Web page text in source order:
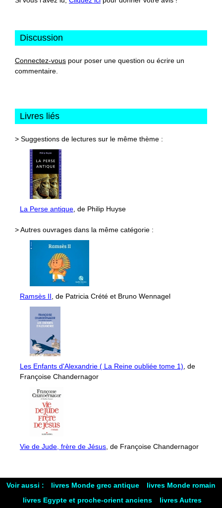
Discussion
Connectez-vous pour poser une question ou écrire un
commentaire.
Livres liés
> Suggestions de lectures sur le même thème :
La Perse antique, de Philip Huyse
> Autres ouvrages dans la même catégorie :
Ramsès II, de Patricia Crété et Bruno Wennagel
Les Enfants d'Alexandrie ( La Reine oubliée tome 1), de
Françoise Chandernagor
Vie de Jude, frère de Jésus, de Françoise Chandernagor
Voir aussi : livres Monde grec antique
livres Monde romain
livres Egypte et proche-orient anciens
livres Autres